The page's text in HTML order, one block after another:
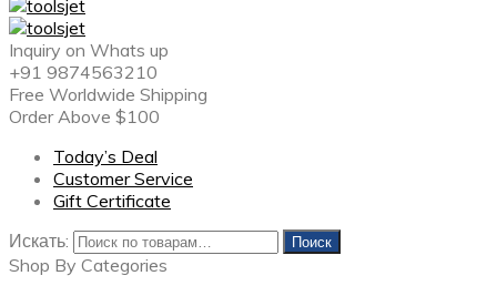
Inquiry on Whats up
+91 9874563210
Free Worldwide Shipping
Order Above $100
Today’s Deal
Customer Service
Gift Certificate
Искать:
Поиск
Shop By Categories